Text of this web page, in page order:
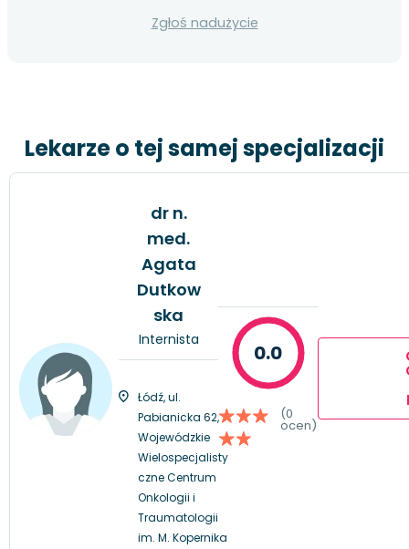
Zgłoś nadużycie
Lekarze o tej samej specjalizacji
dr n.
med.
Agata
Dutkow
ska
Internista
Łódź, ul.
Pabianicka 62,
Wojewódzkie
Wielospecjalisty
czne Centrum
Onkologii i
Traumatologii
im. M. Kopernika
0.0
(0
ocen)